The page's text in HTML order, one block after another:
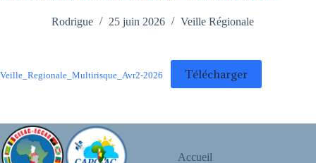
Rodrigue 25 juin 2026 Veille Régionale
Veille_Regionale_Multirisque_Avr2-2026 Télécharger
Accueil